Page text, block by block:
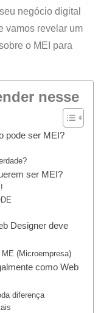
negócio digital
vamos revelar um
o MEI para
nesse
pode ser MEI?
ser MEI?
Designer deve
(Microempresa)
como Web
diferença